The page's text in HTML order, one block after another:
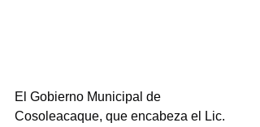
El Gobierno Municipal de
Cosoleacaque, que encabeza el Lic.